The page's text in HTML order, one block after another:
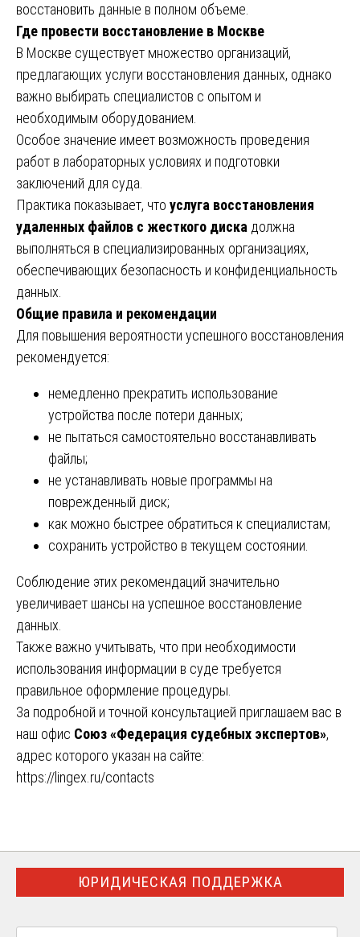
восстановить данные в полном объеме.
Где провести восстановление в Москве
В Москве существует множество организаций,
предлагающих услуги восстановления данных, однако
важно выбирать специалистов с опытом и
необходимым оборудованием.
Особое значение имеет возможность проведения
работ в лабораторных условиях и подготовки
заключений для суда.
Практика показывает, что услуга восстановления
удаленных файлов с жесткого диска должна
выполняться в специализированных организациях,
обеспечивающих безопасность и конфиденциальность
данных.
Общие правила и рекомендации
Для повышения вероятности успешного восстановления
рекомендуется:
немедленно прекратить использование
устройства после потери данных;
не пытаться самостоятельно восстанавливать
файлы;
не устанавливать новые программы на
поврежденный диск;
как можно быстрее обратиться к специалистам;
сохранить устройство в текущем состоянии.
Соблюдение этих рекомендаций значительно
увеличивает шансы на успешное восстановление
данных.
Также важно учитывать, что при необходимости
использования информации в суде требуется
правильное оформление процедуры.
За подробной и точной консультацией приглашаем вас в
наш офис Союз «Федерация судебных экспертов»,
адрес которого указан на сайте:
https://lingex.ru/contacts
ЮРИДИЧЕСКАЯ ПОДДЕРЖКА